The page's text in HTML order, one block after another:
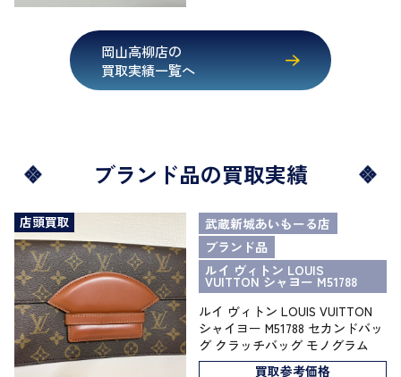
岡山高柳店の
買取実績一覧へ
ブランド品の買取実績
店頭買取
武蔵新城あいもーる店
ブランド品
ルイ ヴィトン LOUIS
VUITTON シャヨー M51788
ルイ ヴィトン LOUIS VUITTON
シャイヨー M51788 セカンドバッ
グ クラッチバッグ モノグラム
買取参考価格